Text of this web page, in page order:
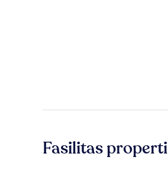
Fasilitas properti